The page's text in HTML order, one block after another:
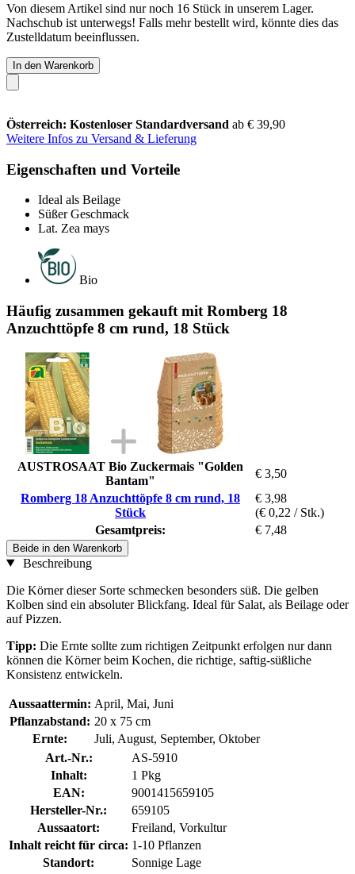
Von diesem Artikel sind nur noch 16 Stück in unserem Lager.
Nachschub ist unterwegs! Falls mehr bestellt wird, könnte dies das
Zustelldatum beeinflussen.
In den Warenkorb
Österreich: Kostenloser Standardversand ab € 39,90
Weitere Infos zu Versand & Lieferung
Eigenschaften und Vorteile
Ideal als Beilage
Süßer Geschmack
Lat. Zea mays
Bio
Häufig zusammen gekauft mit Romberg 18
Anzuchttöpfe 8 cm rund, 18 Stück
AUSTROSAAT Bio Zuckermais "Golden
Bantam"
€ 3,50
Romberg 18 Anzuchttöpfe 8 cm rund, 18
Stück
€ 3,98
(€ 0,22 / Stk.)
Gesamtpreis:
€ 7,48
Beide in den Warenkorb
Beschreibung
Die Körner dieser Sorte schmecken besonders süß. Die gelben
Kolben sind ein absoluter Blickfang. Ideal für Salat, als Beilage oder
auf Pizzen.
Tipp: Die Ernte sollte zum richtigen Zeitpunkt erfolgen nur dann
können die Körner beim Kochen, die richtige, saftig-süßliche
Konsistenz entwickeln.
Aussaattermin: April, Mai, Juni
Pflanzabstand: 20 x 75 cm
Ernte:
Juli, August, September, Oktober
Art.-Nr.:
AS-5910
Inhalt:
1 Pkg
EAN:
9001415659105
Hersteller-Nr.:
659105
Aussaatort:
Freiland, Vorkultur
Inhalt reicht für circa: 1-10 Pflanzen
Standort:
Sonnige Lage